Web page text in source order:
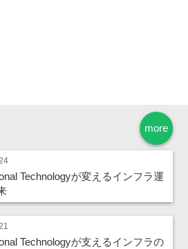
more
Technologyが変えるインフラ運
Technologyが支えるインフラの